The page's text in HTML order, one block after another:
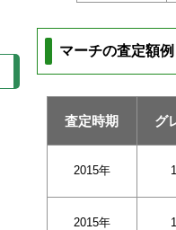
マーチの査定額例
査定時期 グ
2015年
2015年